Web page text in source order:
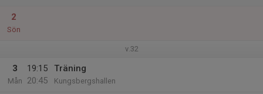
2
Sön
v.32
3
Mån
19:15
20:45
Träning
Kungsbergshallen